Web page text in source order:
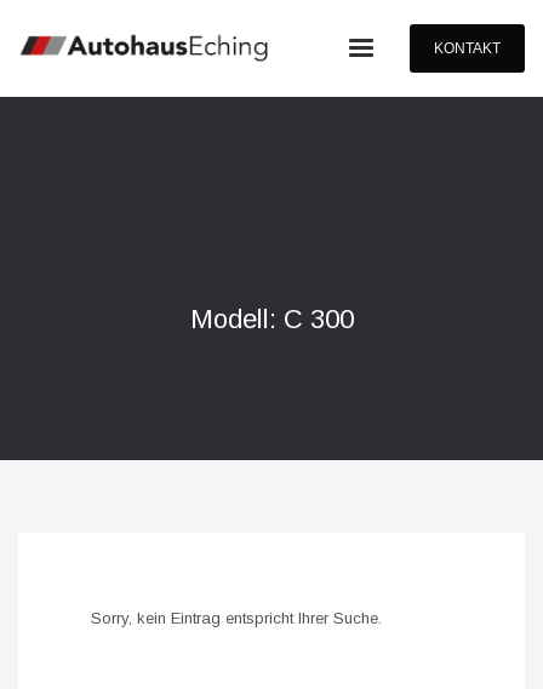
KONTAKT
Modell: C 300
Sorry, kein Eintrag entspricht Ihrer Suche.